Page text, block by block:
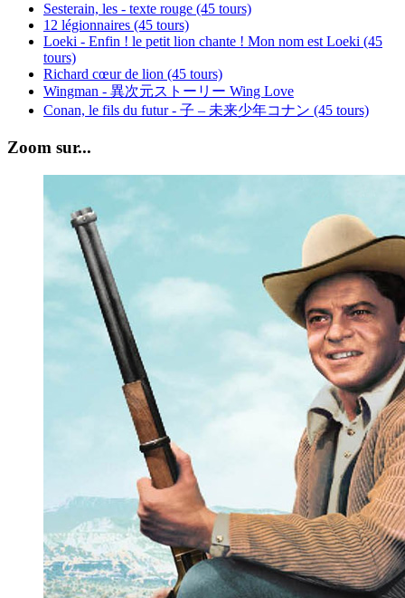
Sesterain, les - texte rouge (45 tours)
12 légionnaires (45 tours)
Loeki - Enfin ! le petit lion chante ! Mon nom est Loeki (45
tours)
Richard cœur de lion (45 tours)
Wingman - 異次元ストーリー Wing Love
Conan, le fils du futur - 子 – 未来少年コナン (45 tours)
Zoom sur...